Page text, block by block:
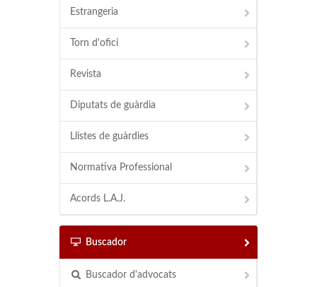
Estrangeria
Torn d'ofici
Revista
Diputats de guàrdia
Llistes de guàrdies
Normativa Professional
Acords L.A.J.
Buscador
Buscador d'advocats